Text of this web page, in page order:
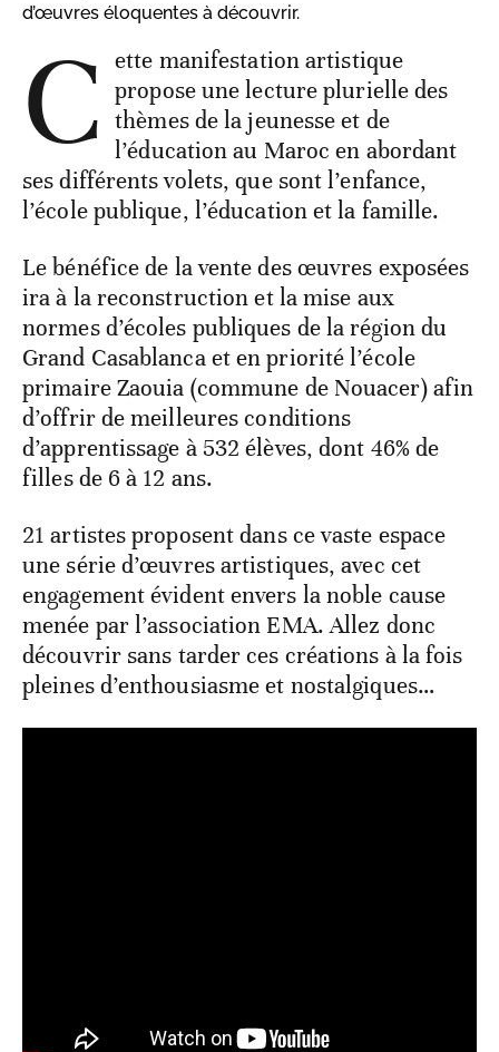
d’œuvres éloquentes à découvrir.
C ette manifestation artistique
propose une lecture plurielle des
thèmes de la jeunesse et de
l’éducation au Maroc en abordant
ses différents volets, que sont l’enfance,
l’école publique, l’éducation et la famille.
Le bénéfice de la vente des œuvres exposées
ira à la reconstruction et la mise aux
normes d’écoles publiques de la région du
Grand Casablanca et en priorité l’école
primaire Zaouia (commune de Nouacer) afin
d’offrir de meilleures conditions
d’apprentissage à 532 élèves, dont 46% de
filles de 6 à 12 ans.
21 artistes proposent dans ce vaste espace
une série d’œuvres artistiques, avec cet
engagement évident envers la noble cause
menée par l’association EMA. Allez donc
découvrir sans tarder ces créations à la fois
pleines d’enthousiasme et nostalgiques…